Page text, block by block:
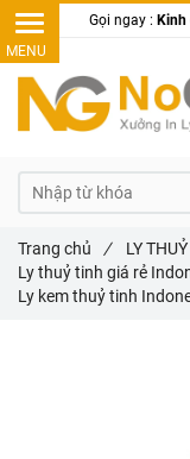
Trang chủ / LY
Ly thuỷ tinh giá rẻ
Ly kem thuỷ tinh
Gọi ngay : Kinh